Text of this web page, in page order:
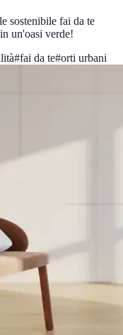
sostenibile fai da te
un'oasi verde!
#fai da te#orti urbani